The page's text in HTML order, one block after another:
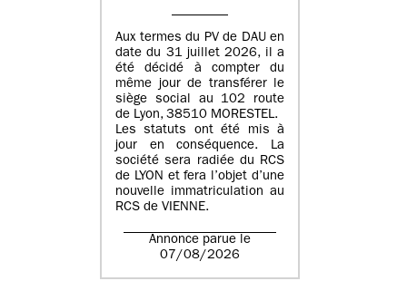
Aux termes du PV de DAU en
date du 31 juillet 2026, il a
été décidé à compter du
même jour de transférer le
siège social au 102 route
de Lyon, 38510 MORESTEL.
Les statuts ont été mis à
jour en conséquence. La
société sera radiée du RCS
de LYON et fera l’objet d’une
nouvelle immatriculation au
RCS de VIENNE.
Annonce parue le
07/08/2026